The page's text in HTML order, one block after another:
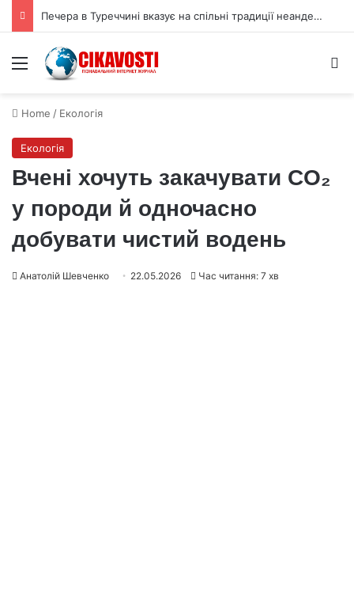
Печера в Туреччині вказує на спільні традиції неандертальців і людей
Menu
Home / Екологія
Екологія
Вчені хочуть закачувати CO₂
у породи й одночасно
добувати чистий водень
Анатолій Шевченко 22.05.2026 Час читання: 7 хв